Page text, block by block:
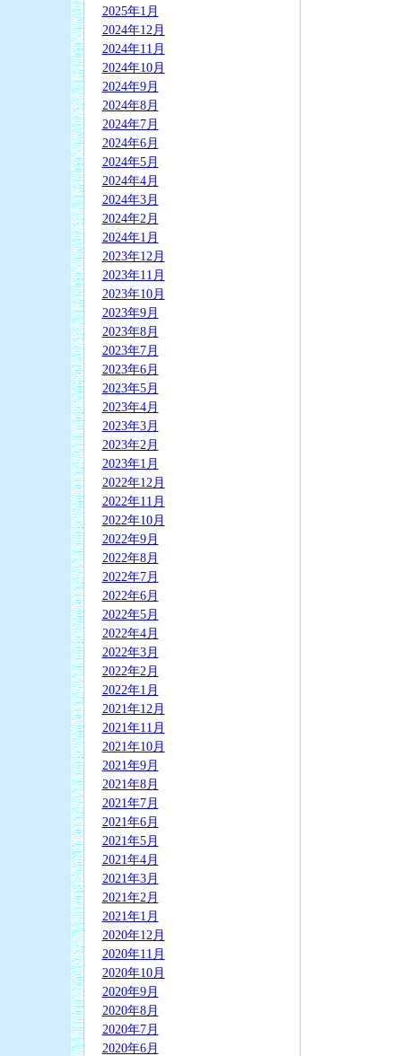
2025年1月
2024年12月
2024年11月
2024年10月
2024年9月
2024年8月
2024年7月
2024年6月
2024年5月
2024年4月
2024年3月
2024年2月
2024年1月
2023年12月
2023年11月
2023年10月
2023年9月
2023年8月
2023年7月
2023年6月
2023年5月
2023年4月
2023年3月
2023年2月
2023年1月
2022年12月
2022年11月
2022年10月
2022年9月
2022年8月
2022年7月
2022年6月
2022年5月
2022年4月
2022年3月
2022年2月
2022年1月
2021年12月
2021年11月
2021年10月
2021年9月
2021年8月
2021年7月
2021年6月
2021年5月
2021年4月
2021年3月
2021年2月
2021年1月
2020年12月
2020年11月
2020年10月
2020年9月
2020年8月
2020年7月
2020年6月